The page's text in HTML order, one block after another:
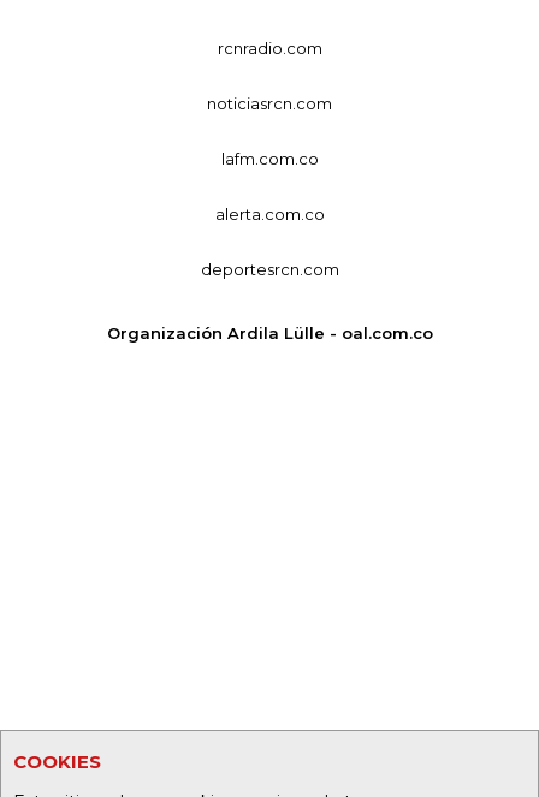
COOKIES
rcnradio.com
noticiasrcn.com
lafm.com.co
alerta.com.co
deportesrcn.com
Organización Ardila Lülle - oal.com.co